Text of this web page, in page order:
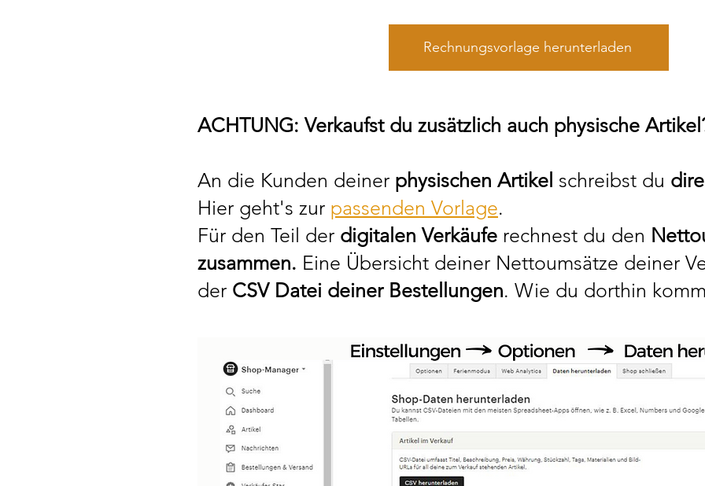
Rechnungsvorlage herunterladen
ACHTUNG: Verkaufst du zusätzlich auch physische
An die Kunden deiner physischen Artikel schreibst du
Hier geht's zur passenden Vorlage.
Für den Teil der digitalen Verkäufe rechnest du den
zusammen. Eine Übersicht deiner Nettoumsätze deiner
der CSV Datei deiner Bestellungen. Wie du dorthin